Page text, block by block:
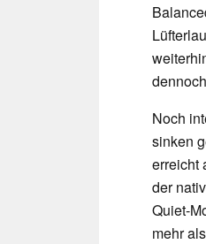
Noch
sinken
erreicht
der
Quiet-
mehr